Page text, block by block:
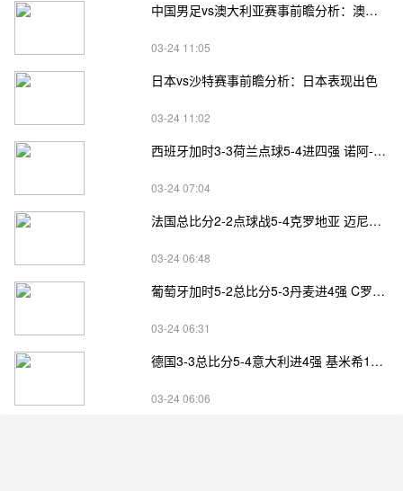
中国男足vs澳大利亚赛事前瞻分析：澳大利亚进攻不俗
03-24 11:05
日本vs沙特赛事前瞻分析：日本表现出色
03-24 11:02
西班牙加时3-3荷兰点球5-4进四强 诺阿-朗&马伦失点
03-24 07:04
法国总比分2-2点球战5-4克罗地亚 迈尼昂两扑点
03-24 06:48
葡萄牙加时5-2总比分5-3丹麦进4强 C罗失点+补射破门
03-24 06:31
德国3-3总比分5-4意大利进4强 基米希1射2传小基恩双响
03-24 06:06